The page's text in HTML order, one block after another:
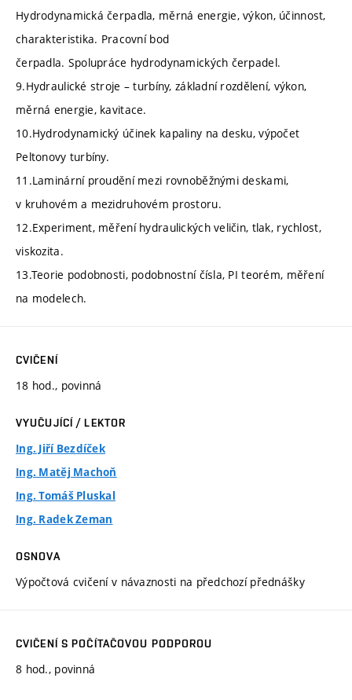
Hydrodynamická čerpadla, měrná energie, výkon, účinnost,
charakteristika. Pracovní bod
čerpadla. Spolupráce hydrodynamických čerpadel.
9.Hydraulické stroje – turbíny, základní rozdělení, výkon,
měrná energie, kavitace.
10.Hydrodynamický účinek kapaliny na desku, výpočet
Peltonovy turbíny.
11.Laminární proudění mezi rovnoběžnými deskami,
v kruhovém a mezidruhovém prostoru.
12.Experiment, měření hydraulických veličin, tlak, rychlost,
viskozita.
13.Teorie podobnosti, podobnostní čísla, PI teorém, měření
na modelech.
CVIČENÍ
18 hod., povinná
VYUČUJÍCÍ / LEKTOR
Ing. Jiří Bezdíček
Ing. Matěj Machoň
Ing. Tomáš Pluskal
Ing. Radek Zeman
OSNOVA
Výpočtová cvičení v návaznosti na předchozí přednášky
CVIČENÍ S POČÍTAČOVOU PODPOROU
8 hod., povinná